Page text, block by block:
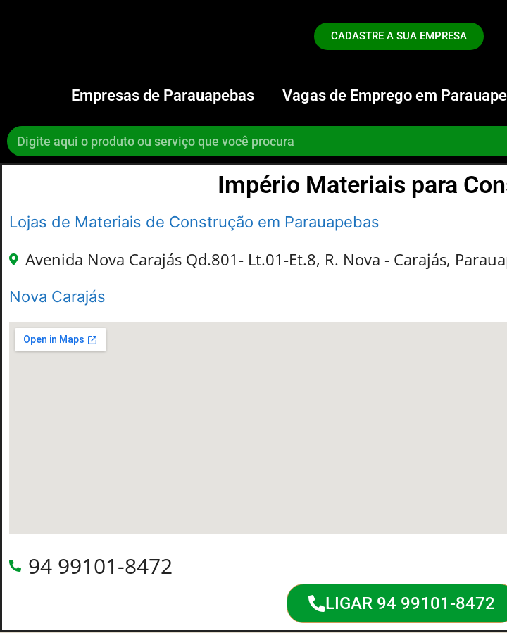
CADASTRE A SUA EMPRESA
Empresas de Parauapebas Vagas de Emprego em
Império Materiais para
Lojas de Materiais de Construção em Parauapebas
Avenida Nova Carajás Qd.801- Lt.01-Et.8, R. Nova - Carajás,
Nova Carajás
94 99101-8472
LIGAR 94 99101-8472